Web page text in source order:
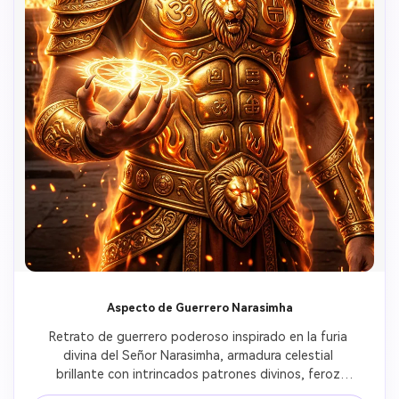
Aspecto de Guerrero Narasimha
Retrato de guerrero poderoso inspirado en la furia
divina del Señor Narasimha, armadura celestial
brillante con intrincados patrones divinos, feroz
aura de fuego protector rodeando toda la forma,